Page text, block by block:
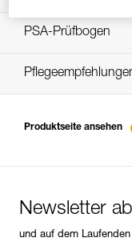
verif-
PSA-Prüfbogen
Produktseite ansehen
Newsletter
und auf dem